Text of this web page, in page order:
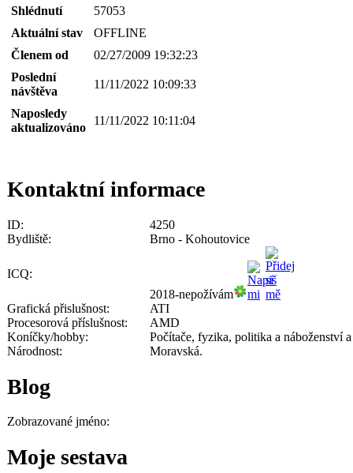
Shlédnutí
57053
Aktuální stav
OFFLINE
Členem od
02/27/2009 19:32:23
Poslední
návštěva
11/11/2022 10:09:33
Naposledy
aktualizováno
11/11/2022 10:11:04
Kontaktní informace
ID:
4250
Bydliště:
Brno - Kohoutovice
ICQ:
2018-nepožívám
Grafická přislušnost:
ATI
Procesorová příslušnost:
AMD
Koníčky/hobby:
Počítače, fyzika, politika a náboženství
Národnost:
Moravská.
Blog
Zobrazované jméno:
Moje sestava